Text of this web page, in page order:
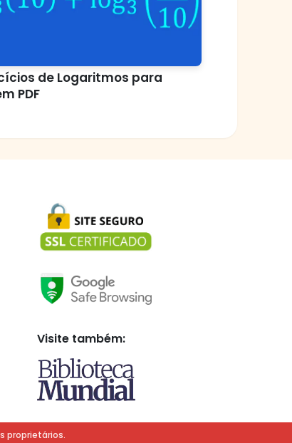
de Logaritmos para
PDF
Visite também:
proprietários.